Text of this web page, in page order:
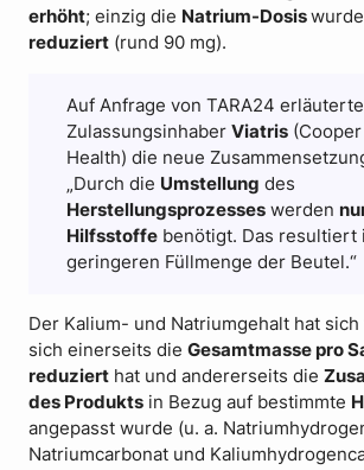
erhöht; einzig die Natrium-Dosis
reduziert (rund 90 mg).
Auf Anfrage von TARA24
Zulassungsinhaber Viatris
Health) die neue
„Durch die Umstellung des
Herstellungsprozesses werden
Hilfsstoffe benötigt. Das resultiert
geringeren Füllmenge der Beutel.“
Der Kalium- und Natriumgehalt hat
sich einerseits die Gesamtmasse pro
reduziert hat und andererseits die
des Produkts in Bezug auf bestimmte
angepasst wurde (u. a.
Natriumcarbonat und